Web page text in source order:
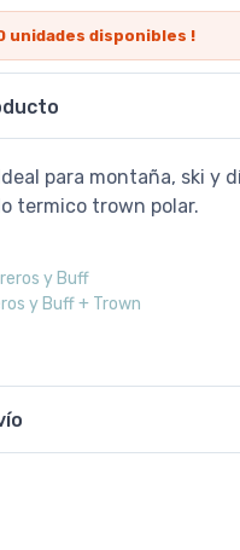
unidades disponibles !
para montaña, ski y
termico trown polar.
y Buff
y Buff + Trown